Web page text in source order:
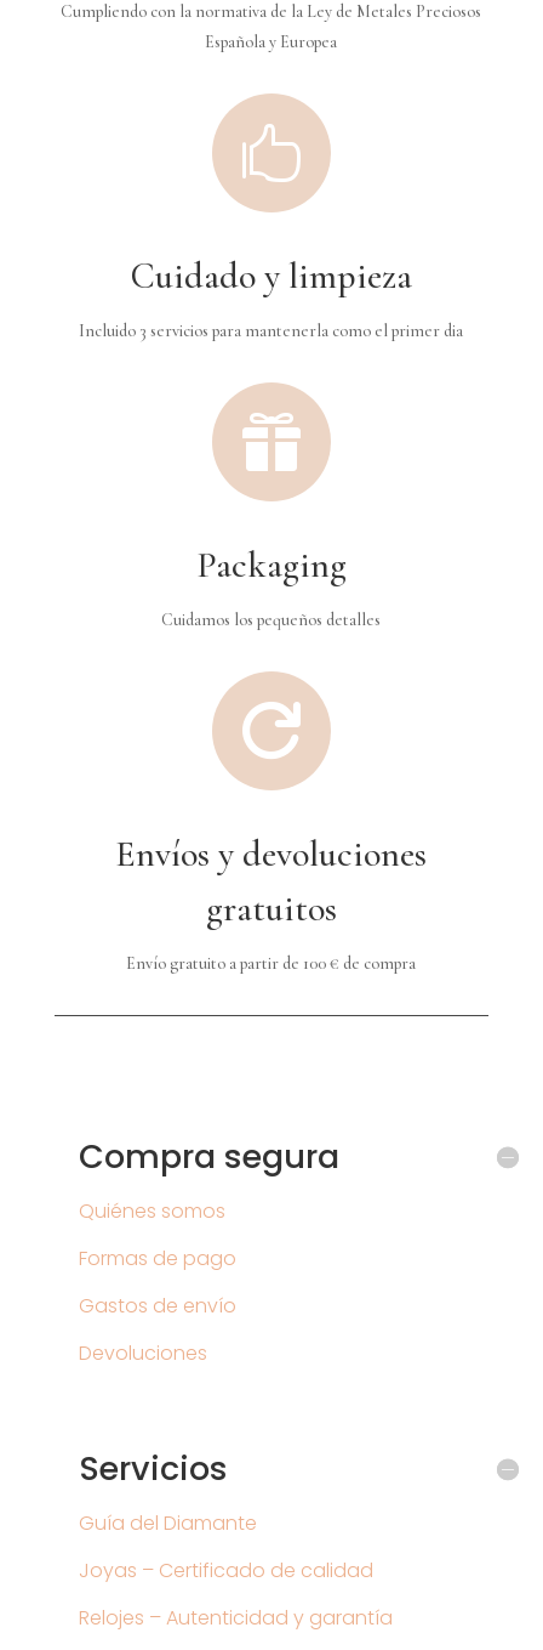
Cumpliendo con la normativa de la Ley de Metales Preciosos
Española y Europea

Cuidado y limpieza
Incluido 3 servicios para mantenerla como el primer dia

Packaging
Cuidamos los pequeños detalles

Envíos y devoluciones
gratuitos
Envío gratuito a partir de 100 € de compra
Compra segura
Quiénes somos
Formas de pago
Gastos de envío
Devoluciones
Servicios
Guía del Diamante
Joyas – Certificado de calidad
Relojes – Autenticidad y garantía